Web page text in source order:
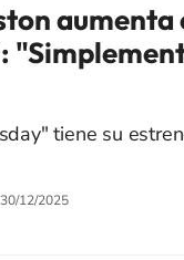
aumenta
tiene su
30/12/2025